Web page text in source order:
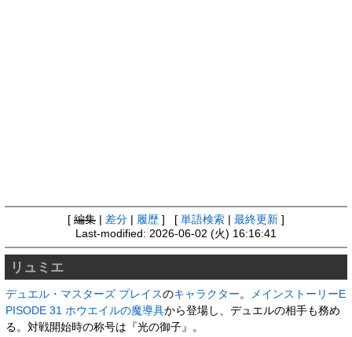
[ 編集 差分 履歴 ] [ 単語検索 最終更新 ]
Last-modified: 2026-06-02 (火) 16:16:41
リュミエ
デュエル・マスターズ プレイスのキャラクター。 メインストーリー E
PISODE 31 ホウエイルの魔導具から登場し、デュエルの相手も務め
る。対戦開始時の称号は『光の御子』。